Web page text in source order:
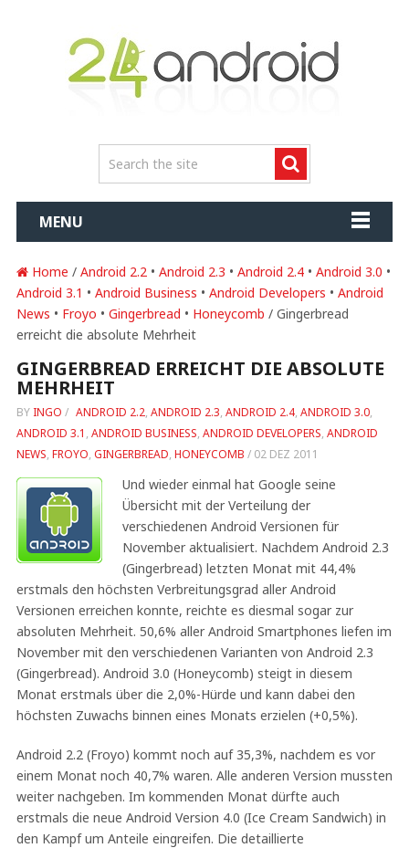
MENU
Home / Android 2.2• Android 2.3 • Android 2.4• Android 3.0 •
Android 3.1 • Android Business • Android Developers • Android
News • Froyo • Gingerbread • Honeycomb / Gingerbread
erreicht die absolute Mehrheit
GINGERBREAD ERREICHT DIE ABSOLUTE
MEHRHEIT
BY INGO / ANDROID 2.2, ANDROID 2.3, ANDROID 2.4, ANDROID 3.0,
ANDROID 3.1 , ANDROID BUSINESS, ANDROID DEVELOPERS, ANDROID
NEWS, FROYO, GINGERBREAD, HONEYCOMB / 02 DEZ 2011
Und wieder einmal hat Google seine
Übersicht mit der Verteilung der
verschiedenen Android Versionen für
November aktualisiert. Nachdem Android 2.3
(Gingerbread) letzten Monat mit 44,4%
erstmals den höchsten Verbreitungsgrad aller Android
Versionen erreichen konnte, reichte es diesmal sogar zur
absoluten Mehrheit. 50,6% aller Android Smartphones liefen im
November mit den verschiedenen Varianten von Android 2.3
(Gingerbread). Android 3.0 (Honeycomb) steigt in diesem
Monat erstmals über die 2,0%-Hürde und kann dabei den
höchsten Zuwachs binnen eines Monats erzielen (+0,5%).
Android 2.2 (Froyo) kommt noch auf 35,3%, nachdem es vor
einem Monat noch 40,7% waren. Alle anderen Version mussten
weiter nachgeben. Im kommenden Monat dürfte auch
erstmals die neue Android Version 4.0 (Ice Cream Sandwich) in
den Kampf um Anteile eingreifen. Die detaillierte